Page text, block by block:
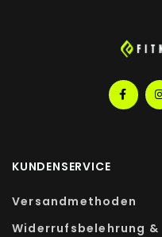
KUNDENSERVICE
Versandmethoden
Widerrufsbelehrung &